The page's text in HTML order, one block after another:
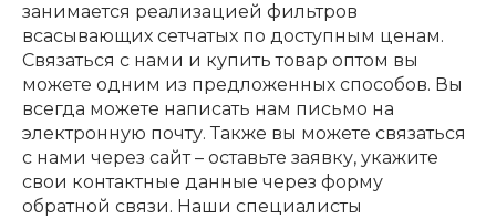
занимается реализацией фильтров
всасывающих сетчатых по доступным ценам.
Связаться с нами и купить товар оптом вы
можете одним из предложенных способов. Вы
всегда можете написать нам письмо на
электронную почту. Также вы можете связаться
с нами через сайт – оставьте заявку, укажите
свои контактные данные через форму
обратной связи. Наши специалисты